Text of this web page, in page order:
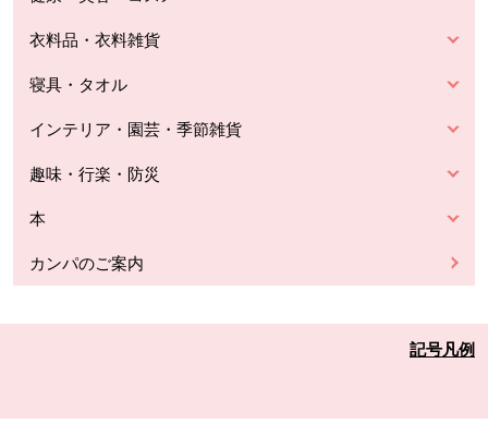
衣料品・衣料雑貨
寝具・タオル
インテリア・園芸・季節雑貨
趣味・行楽・防災
本
カンパのご案内
記号凡例